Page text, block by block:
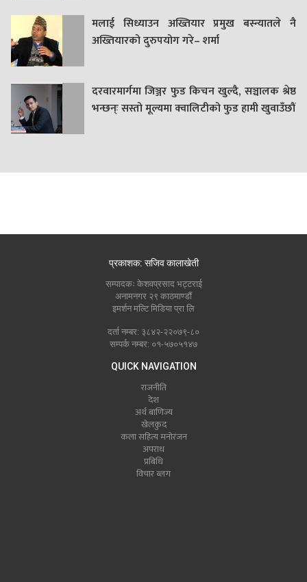
मलाई सिध्याउन अख्तियार प्रमुख बस्न्यातले नै
अख्तियारको दुरुपयोग गरे– शर्मा
दरवारमार्गमा जिञ्जर फुड किचन खुल्दै, सञ्चालक श्रेष्ठ
भन्छन्ः सस्तो मूल्यमा क्वालिटीको फुड हामी खुवाउँछौं
प्रकाशक: सजिव कालाखेती
सम्पादकः केशवप्रसाद भट्टराई
अनामनगर २९ काठमाण्डौं
इमर्शन मल्टि मिडिया प्रा लि
दर्ता नम्बर: ३८४२-२२०७९-८०
सम्पर्क नम्बर: ०१-५७०५१४७
QUICK NAVIGATION
राजनीति
देश
अर्थ बाणिज्य
खेलकुद
कला सहित्य मनोरंजन
अपराध
प्रबिधि
विचार ब्लग